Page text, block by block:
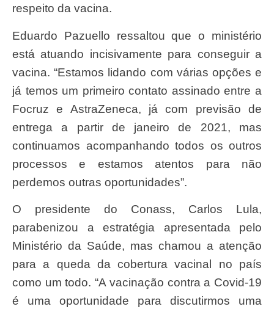
respeito da vacina.
Eduardo Pazuello ressaltou que o ministério
está atuando incisivamente para conseguir a
vacina. “Estamos lidando com várias opções e
já temos um primeiro contato assinado entre a
Focruz e AstraZeneca, já com previsão de
entrega a partir de janeiro de 2021, mas
continuamos acompanhando todos os outros
processos e estamos atentos para não
perdemos outras oportunidades”.
O presidente do Conass, Carlos Lula,
parabenizou a estratégia apresentada pelo
Ministério da Saúde, mas chamou a atenção
para a queda da cobertura vacinal no país
como um todo. “A vacinação contra a Covid-19
é uma oportunidade para discutirmos uma